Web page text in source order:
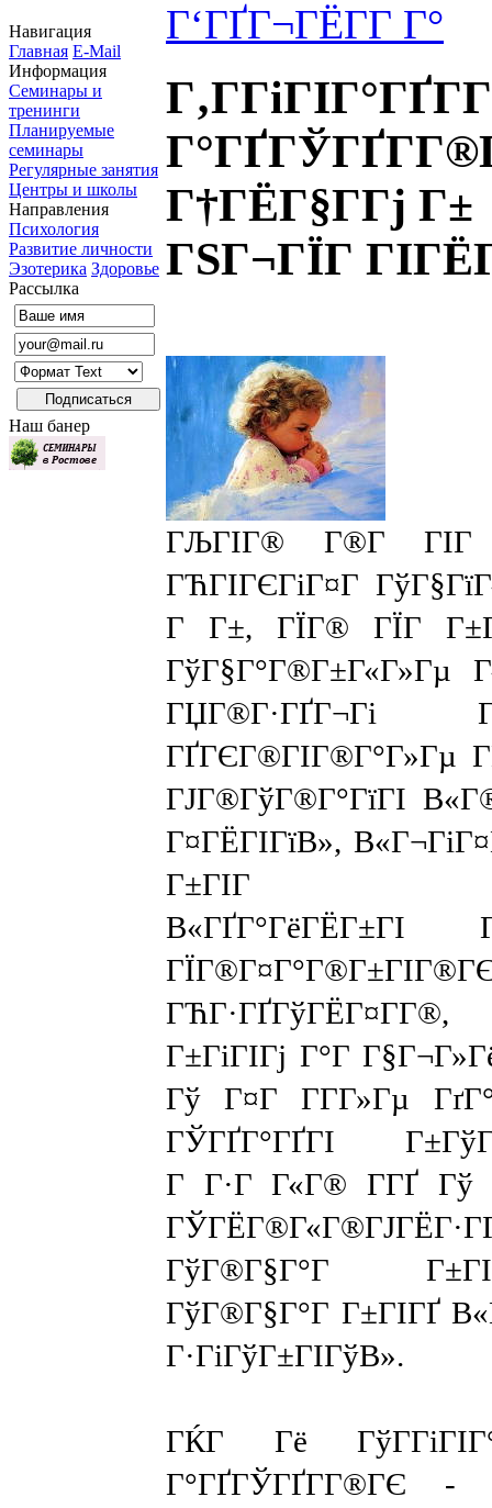
Навигация
Главная E-Mail
Информация
Семинары и
тренинги
Планируемые
семинары
Регулярные занятия
Центры и школы
Направления
Психология
Развитие личности
Эзотерика Здоровье
Рассылка
Наш банер
Г‘ГҐГ¬ГЁГ­Г Г°
Г†ГЁГ§Г­Гј Г±
ГЅГ¬ГЇГ
ГЉГІГ® Г®Г­ ГІГ
ГЋГІГЄГіГ¤Г
Г Г±, ГЇГ® ГЇГ
ГўГ§Г°Г®Г±Г«Г»Гµ
ГҐГЄГ®ГІГ®Г°Г»Гµ
ГЈГ®ГўГ®Г°ГїГІ
Г¤ГЁГІГїВ»,
Г±ГІГ
Г±ГіГІГј Г°Г
Гў Г¤Г Г­Г­Г»Гµ
ГЎГҐГ°ГҐГІ
Г Г·Г Г«Г® Г­ГҐ Гў
ГўГ®Г§Г°Г
ГўГ®Г§Г°Г Г±ГІГҐ
Г·ГіГўГ±ГІГўВ».
ГЌГ Гё
Г°ГҐГЎГҐГ­Г®ГЄ -